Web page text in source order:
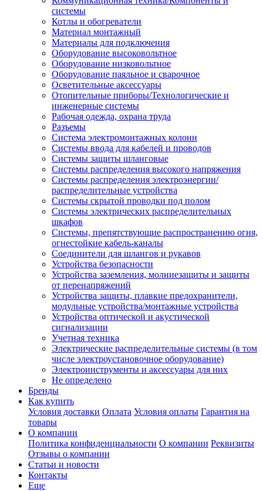
системы
Котлы и обогреватели
Материал монтажный
Материалы для подключения
Оборудование высоковольтное
Оборудование низковольтное
Оборудование паяльное и сварочное
Осветительные аксессуары
Отопительные приборы/Технологические и
инженерные системы
Рабочая одежда, охрана труда
Разъемы
Система электромонтажных колонн
Системы ввода для кабелей и проводов
Системы защиты шланговые
Системы распределения высокого напряжения
Системы распределения электроэнергии/
распределительные устройства
Системы скрытой проводки под полом
Системы электрических распределительных
шкафов
Системы, препятствующие распространению огня,
огнестойкие кабель-каналы
Соединители для шлангов и рукавов
Устройства безопасности
Устройства заземления, молниезащиты и защиты
от перенапряжений
Устройства защиты, плавкие предохранители,
модульные устройства/монтажные устройства
Устройства оптической и акустической
сигнализации
Учетная техника
Электрические распределительные системы (в том
числе электроустановочное оборудование)
Электроинструменты и аксессуары для них
Не определено
Бренды
Как купить
Условия доставки Оплата Условия оплаты Гарантия на
товары
О компании
Политика конфиденциальности О компании Реквизиты
Отзывы о компании
Статьи и новости
Контакты
Еще